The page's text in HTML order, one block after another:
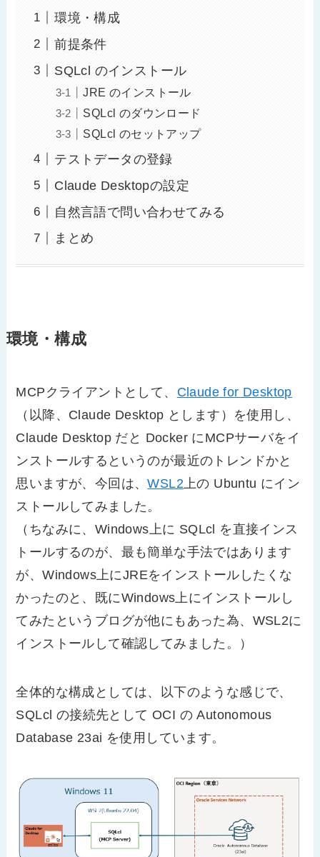
環境・構成
前提条件
SQLcl のインストール
JRE のインストール
SQLcl のダウンロード
SQLcl のセットアップ
テストデータの登録
Claude Desktopの設定
自然言語で問い合わせてみる
まとめ
環境・構成
MCPクライアントとして、 Claude for Desktop
（以降、Claude Desktop とします）を使用し、
Claude Desktop だと Docker にMCPサーバをイ
ンストールするというのが最近のトレンドかと
思いますが、今回は、WSL2 上の Ubuntu にイン
ストールしてみました。
（ちなみに、Windows上に SQLcl を直接インス
トールするのが、最も簡単な手法ではあります
が、Windows上にJREをインストールしたくな
かったのと、既にWindows上にインストールし
てみたというブログが他にもあった為、WSL2に
インストールして確認してみました。）
全体的な構成としては、以下のような感じで、
SQLcl の接続先として OCI の Autonomous
Database 23ai を使用しています。